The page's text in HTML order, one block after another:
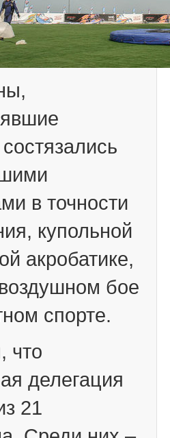
в точности
купольной
акробатике,
бое
спорте.
что
делегация
21